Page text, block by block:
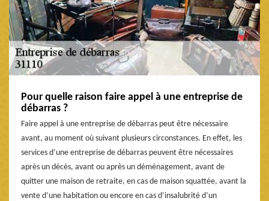
Pour quelle raison faire appel à une entreprise de
débarras ?
Faire appel à une entreprise de débarras peut être nécessaire
avant, au moment où suivant plusieurs circonstances. En effet, les
services d’une entreprise de débarras peuvent être nécessaires
après un décès, avant ou après un déménagement, avant de
quitter une maison de retraite, en cas de maison squattée, avant la
vente d’une habitation ou encore en cas d’insalubrité d’un